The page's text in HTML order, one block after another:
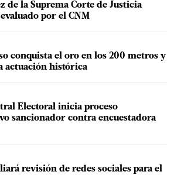
de la Suprema Corte de Justicia
por el CNM
conquista el oro en los 200 metros y
actuación histórica
Electoral inicia proceso
sancionador contra encuestadora
revisión de redes sociales para el